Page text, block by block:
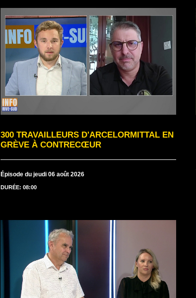
300 TRAVAILLEURS D'ARCELORMITTAL EN
GRÈVE À CONTRECŒUR
Épisode du jeudi 06 août 2026
DURÉE: 08:00